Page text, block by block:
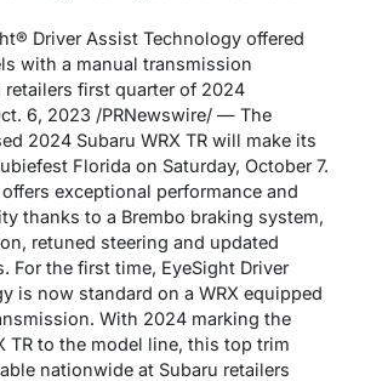
Driver Assist Technology offered
with a manual transmission
retailers first quarter of 2024
6, 2023 /PRNewswire/ — The
2024 Subaru WRX TR will make its
Florida on Saturday, October 7.
exceptional performance and
thanks to a Brembo braking system,
retuned steering and updated
For the first time, EyeSight Driver
is now standard on a WRX equipped
With 2024 marking the
TR to the model line, this top trim
nationwide at Subaru retailers